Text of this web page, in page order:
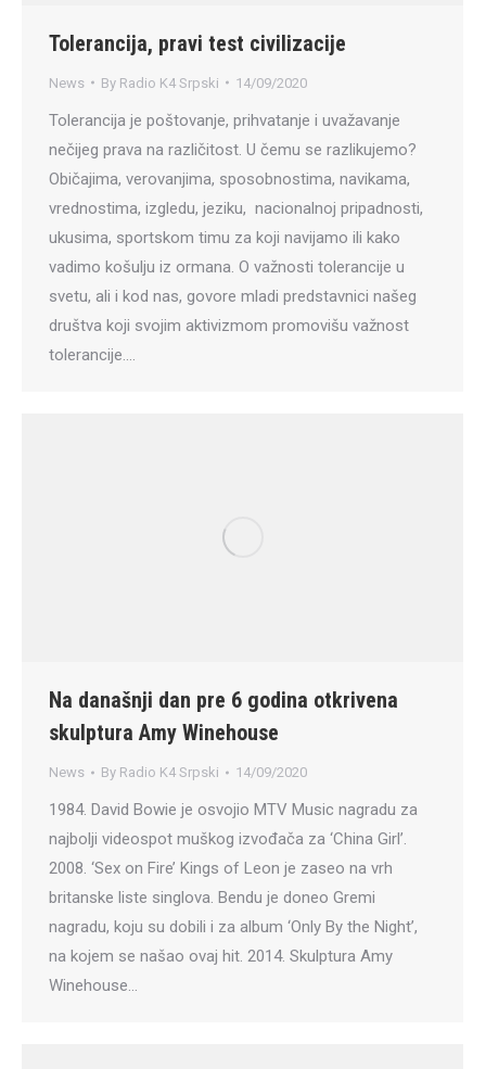
Tolerancija, pravi test civilizacije
News By Radio K4 Srpski 14/09/2020
Tolerancija je poštovanje, prihvatanje i uvažavanje
nečijeg prava na različitost. U čemu se razlikujemo?
Običajima, verovanjima, sposobnostima, navikama,
vrednostima, izgledu, jeziku, nacionalnoj pripadnosti,
ukusima, sportskom timu za koji navijamo ili kako
vadimo košulju iz ormana. O važnosti tolerancije u
svetu, ali i kod nas, govore mladi predstavnici našeg
društva koji svojim aktivizmom promovišu važnost
tolerancije.…
Na današnji dan pre 6 godina otkrivena
skulptura Amy Winehouse
News By Radio K4 Srpski 14/09/2020
1984. David Bowie je osvojio MTV Music nagradu za
najbolji videospot muškog izvođača za ‘China Girl’.
2008. ‘Sex on Fire’ Kings of Leon je zaseo na vrh
britanske liste singlova. Bendu je doneo Gremi
nagradu, koju su dobili i za album ‘Only By the Night’,
na kojem se našao ovaj hit. 2014. Skulptura Amy
Winehouse…